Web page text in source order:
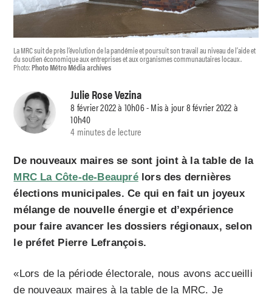
La MRC suit de près l’évolution de la pandémie et poursuit son travail au niveau de l’aide et
du soutien économique aux entreprises et aux organismes communautaires locaux.
Photo:Photo Métro Média archives
Julie Rose Vezina
8 février 2022 à 10h06 - Mis à jour 8 février 2022 à
10h40
4 minutes de lecture
De nouveaux maires se sont joint à la table de la
MRC La Côte-de-Beauprélors des dernières
élections municipales. Ce qui en fait un joyeux
mélange de nouvelle énergie et d’expérience
pour faire avancer les dossiers régionaux, selon
le préfet Pierre Lefrançois.
«Lors de la période électorale, nous avons accueilli
de nouveaux maires à la table de la MRC. Je